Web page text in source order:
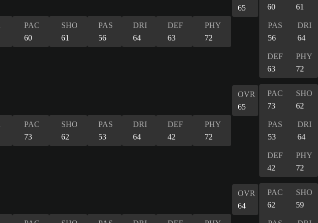
PAC
60
SHO
61
PAS
56
DRI
64
DEF
63
PHY
72
65
60
61
PAS
56
DRI
64
DEF
63
PHY
72
PAC
73
SHO
62
PAS
53
DRI
64
DEF
42
PHY
72
OVR
65
PAC
73
SHO
62
PAS
53
DRI
64
DEF
42
PHY
72
OVR
64
PAC
62
SHO
59